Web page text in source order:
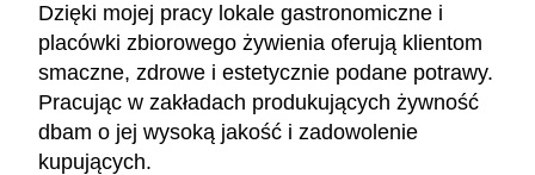
Dzięki mojej pracy lokale gastronomiczne i
placówki zbiorowego żywienia oferują klientom
smaczne, zdrowe i estetycznie podane potrawy.
Pracując w zakładach produkujących żywność
dbam o jej wysoką jakość i zadowolenie
kupujących.